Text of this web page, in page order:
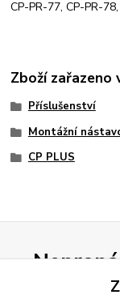
CP-PR-77, CP-PR-
Zboží zařazeno
Příslušenství
Montážní
CP PLUS